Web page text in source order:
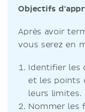
Objectifs
Après avoir
vous serez en
Identifier les
et les points
leurs limites.
Nommer les